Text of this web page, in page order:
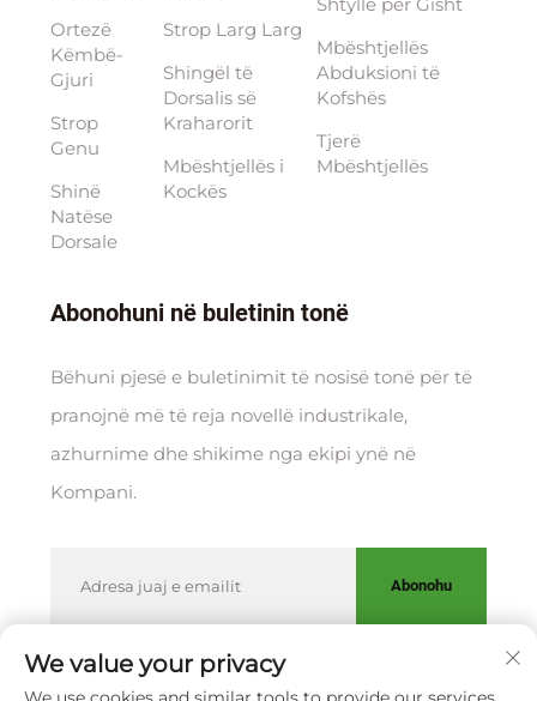
Ortezë
Këmbë-
Gjuri
Strop
Genu
Shinë
Natëse
Dorsale
Strop Larg Larg
Shingël të
Dorsalis së
Kraharorit
Mbështjellës i
Kockës
Mbështjellës
Abduksioni të
Kofshës
Tjerë
Mbështjellës
Abonohuni në buletinin tonë
Bëhuni pjesë e buletinimit të nosisë tonë për të
pranojnë më të reja novellë industrikale,
azhurnime dhe shikime nga ekipi ynë në
Kompani.
Abonohu
We value your privacy